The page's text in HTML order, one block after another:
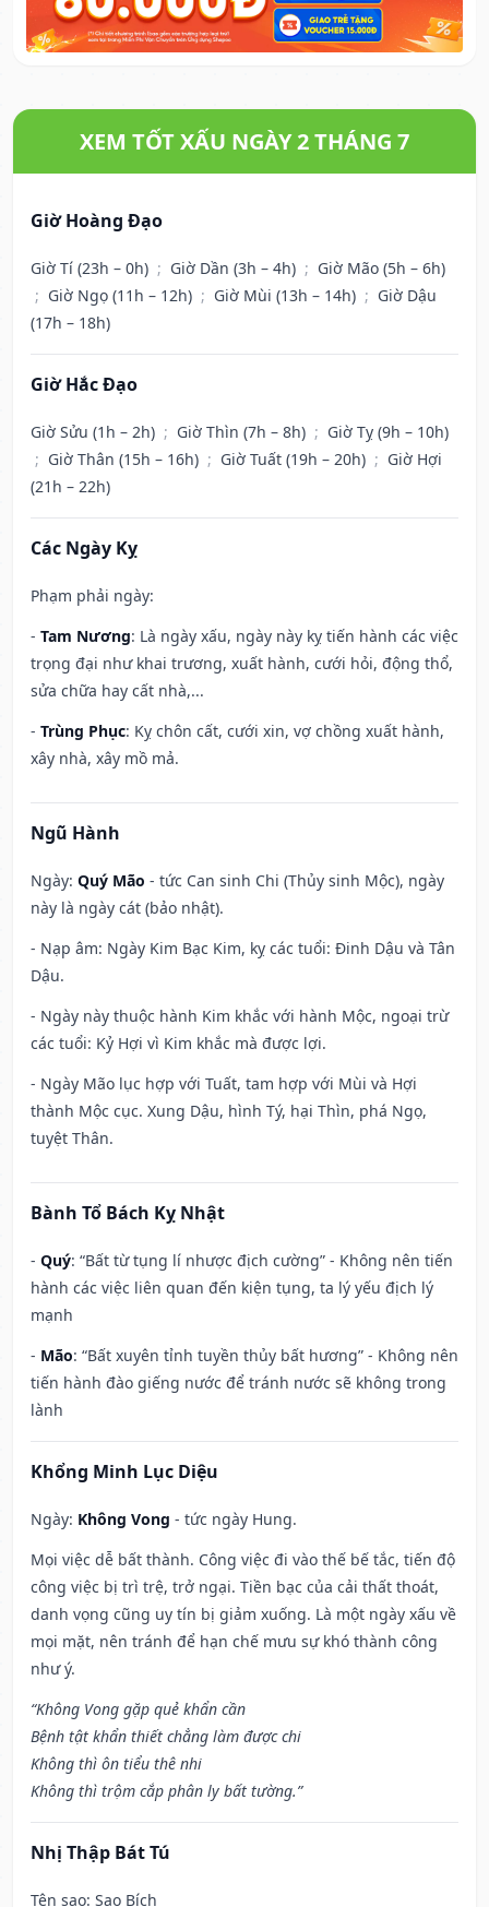
XEM TỐT XẤU NGÀY 2 THÁNG 7
Giờ Hoàng Đạo
Giờ Tí (23h – 0h) ; Giờ Dần (3h – 4h) ; Giờ Mão (5h – 6h)
; Giờ Ngọ (11h – 12h) ; Giờ Mùi (13h – 14h) ; Giờ Dậu
(17h – 18h)
Giờ Hắc Đạo
Giờ Sửu (1h – 2h) ; Giờ Thìn (7h – 8h) ; Giờ Tỵ (9h – 10h)
; Giờ Thân (15h – 16h) ; Giờ Tuất (19h – 20h) ; Giờ Hợi
(21h – 22h)
Các Ngày Kỵ
Phạm phải ngày:
- Tam Nương: Là ngày xấu, ngày này kỵ tiến hành các việc
trọng đại như khai trương, xuất hành, cưới hỏi, động thổ,
sửa chữa hay cất nhà,...
- Trùng Phục: Kỵ chôn cất, cưới xin, vợ chồng xuất hành,
xây nhà, xây mồ mả.
Ngũ Hành
Ngày: Quý Mão - tức Can sinh Chi (Thủy sinh Mộc), ngày
này là ngày cát (bảo nhật).
- Nạp âm: Ngày Kim Bạc Kim, kỵ các tuổi: Đinh Dậu và Tân
Dậu.
- Ngày này thuộc hành Kim khắc với hành Mộc, ngoại trừ
các tuổi: Kỷ Hợi vì Kim khắc mà được lợi.
- Ngày Mão lục hợp với Tuất, tam hợp với Mùi và Hợi
thành Mộc cục. Xung Dậu, hình Tý, hại Thìn, phá Ngọ,
tuyệt Thân.
Bành Tổ Bách Kỵ Nhật
- Quý: “Bất từ tụng lí nhược địch cường” - Không nên tiến
hành các việc liên quan đến kiện tụng, ta lý yếu địch lý
mạnh
- Mão: “Bất xuyên tỉnh tuyền thủy bất hương” - Không nên
tiến hành đào giếng nước để tránh nước sẽ không trong
lành
Khổng Minh Lục Diệu
Ngày: Không Vong - tức ngày Hung.
Mọi việc dễ bất thành. Công việc đi vào thế bế tắc, tiến độ
công việc bị trì trệ, trở ngại. Tiền bạc của cải thất thoát,
danh vọng cũng uy tín bị giảm xuống. Là một ngày xấu về
mọi mặt, nên tránh để hạn chế mưu sự khó thành công
như ý.
“Không Vong gặp quẻ khẩn cần
Bệnh tật khẩn thiết chẳng làm được chi
Không thì ôn tiểu thê nhi
Không thì trộm cắp phân ly bất tường.”
Nhị Thập Bát Tú
Tên sao: Sao Bích